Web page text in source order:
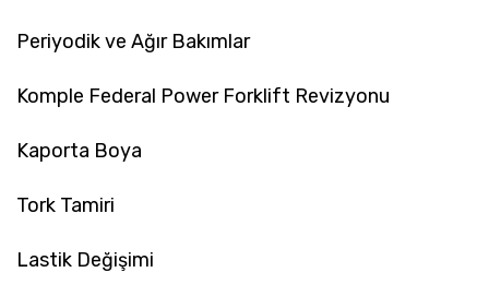
Periyodik ve Ağır Bakımlar
Komple Federal Power Forklift Revizyonu
Kaporta Boya
Tork Tamiri
Lastik Değişimi